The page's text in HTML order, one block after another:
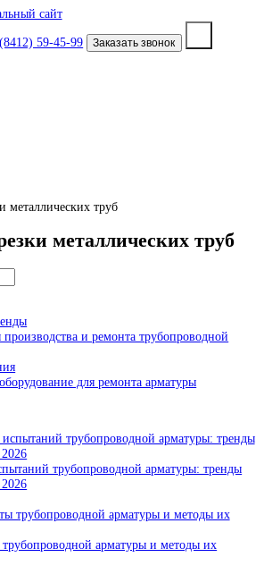
(8412) 59-45-99 Заказать звонок
металлических
производства и ремонта
трубопроводной арматуры:
2026